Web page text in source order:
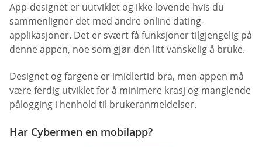
App-designet er uutviklet og ikke lovende hvis du
sammenligner det med andre online dating-
applikasjoner. Det er svært få funksjoner tilgjengelig på
denne appen, noe som gjør den litt vanskelig å bruke.
Designet og fargene er imidlertid bra, men appen må
være ferdig utviklet for å minimere krasj og manglende
pålogging i henhold til brukeranmeldelser.
Har Cybermen en mobilapp?